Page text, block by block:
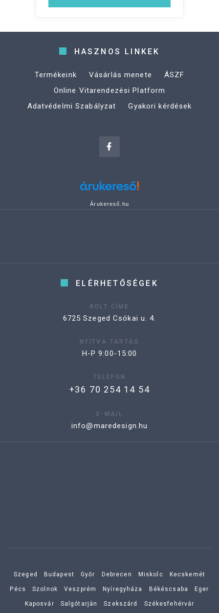
HASZNOS LINKEK
Termékeink Vásárlás menete
ÁSZF
Online Vitarendezési Platform
Adatvédelmi Szabályzat
Gyakori kérdések
Árukereső.hu
ELÉRHETŐSÉGEK
BOLT CÍME
6725 Szeged Csókai u. 4.
NYITVA TARTÁS
H-P 9:00-15:00
TELEFON
+36 70 254 14 54
E-MAIL
info@maredesign.hu
Szeged Budapest Győr Debrecen Miskolc Kecskemét
Pécs Szolnok Veszprém Nyíregyháza Békéscsaba Eger
Kaposvár Salgótarján Szekszárd Székesfehérvár